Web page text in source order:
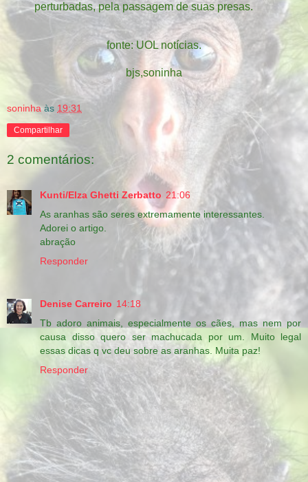
perturbadas, pela passagem de suas presas.
fonte: UOL notícias.
bjs,soninha
soninha às 19:31
Compartilhar
2 comentários:
Kunti/Elza Ghetti Zerbatto 21:06
As aranhas são seres extremamente interessantes.
Adorei o artigo.
abração
Responder
Denise Carreiro 14:18
Tb adoro animais, especialmente os cães, mas nem por
causa disso quero ser machucada por um. Muito legal
essas dicas q vc deu sobre as aranhas. Muita paz!
Responder